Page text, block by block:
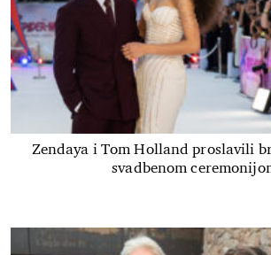
Zendaya i Tom Holland proslavili
svadbenom